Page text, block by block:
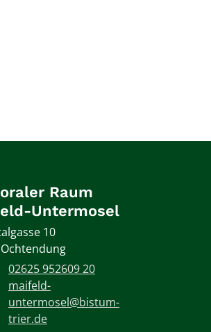
Raum
Untermosel
10
Ochtendung
02625 952609 20
maifeld-
untermosel@bistum-
trier.de